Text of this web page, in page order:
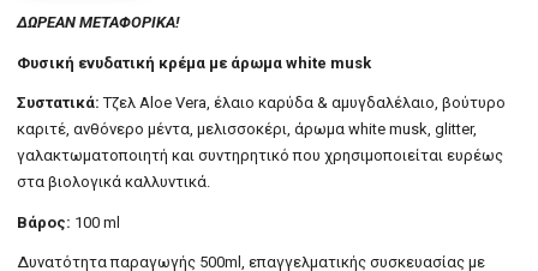
ΔΩΡΕΑΝ ΜΕΤΑΦΟΡΙΚΑ!
Φυσική ενυδατική κρέμα με άρωμα white musk
Συστατικά:Τζελ Aloe Vera, έλαιο καρύδα & αμυγδαλέλαιο, βούτυρο
καριτέ, ανθόνερο μέντα, μελισσοκέρι, άρωμα white musk, glitter,
γαλακτωματοποιητή και συντηρητικό που χρησιμοποιείται ευρέως
στα βιολογικά καλλυντικά.
Βάρος: 100 ml
Δυνατότητα παραγωγής 500ml, επαγγελματικής συσκευασίας με